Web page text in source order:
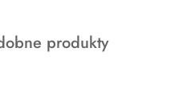
produkty